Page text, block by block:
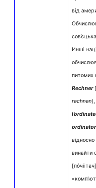
від
Инші
питомих
Rechner
rechnen),
ordinator
винайти